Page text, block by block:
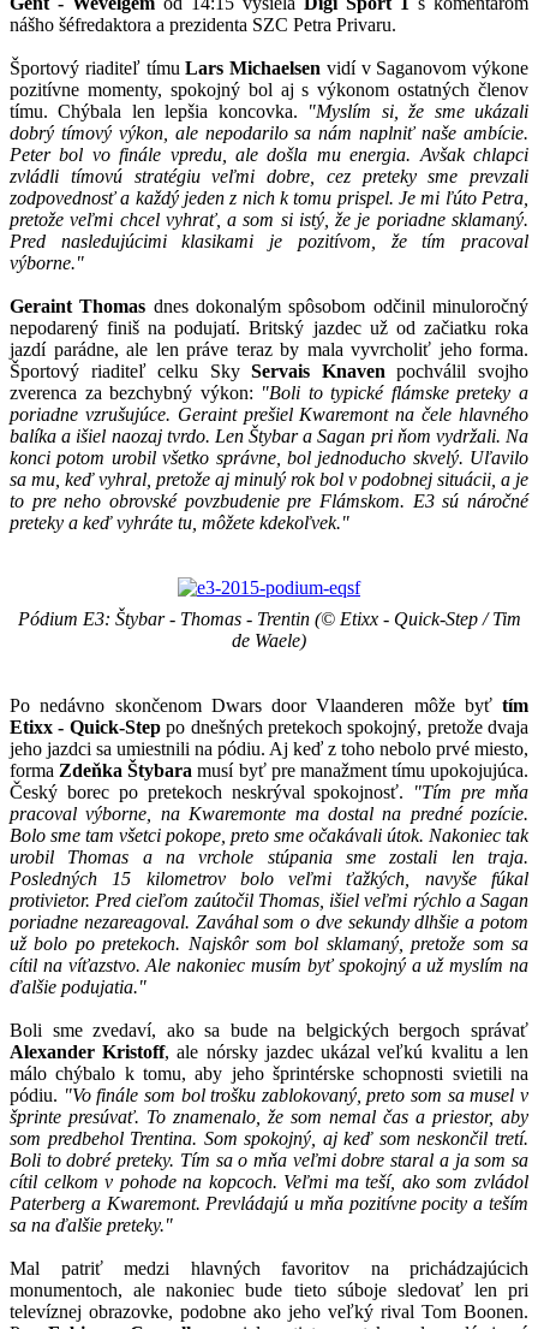
nášho šéfredaktora a prezidenta SZC Petra Privaru.
Športový riaditeľ tímuLars Michaelsen vidí v Saganovom výkone
pozitívne momenty, spokojný bol aj s výkonom ostatných členov
tímu. Chýbala len lepšia koncovka. "Myslím si, že sme ukázali
dobrý tímový výkon, ale nepodarilo sa nám naplniť naše ambície.
Peter bol vo finále vpredu, ale došla mu energia. Avšak chlapci
zvládli tímovú stratégiu veľmi dobre, cez preteky sme prevzali
zodpovednosť a každý jeden z nich k tomu prispel. Je mi ľúto Petra,
pretože veľmi chcel vyhrať, a som si istý, že je poriadne sklamaný.
Pred nasledujúcimi klasikami je pozitívom, že tím pracoval
výborne."
Geraint Thomas dnes dokonalým spôsobom odčinil minuloročný
nepodarený finiš na podujatí. Britský jazdec už od začiatku roka
jazdí parádne, ale len práve teraz by mala vyvrcholiť jeho forma.
Športový riaditeľ celku SkyServais Knaven pochválil svojho
zverenca za bezchybný výkon: "Boli to typické flámske preteky a
poriadne vzrušujúce. Geraint prešiel Kwaremont na čele hlavného
balíka a išiel naozaj tvrdo. Len Štybar a Sagan pri ňom vydržali. Na
konci potom urobil všetko správne, bol jednoducho skvelý. Uľavilo
sa mu, keď vyhral, pretože aj minulý rok bol v podobnej situácii, a je
to pre neho obrovské povzbudenie pre Flámskom. E3 sú náročné
preteky a keď vyhráte tu, môžete kdekoľvek."
Pódium E3: Štybar - Thomas - Trentin (© Etixx - Quick-Step / Tim
de Waele)
Po nedávno skončenom Dwars door Vlaanderen môže byť tím
Etixx - Quick-Steppo dnešných pretekoch spokojný, pretože dvaja
jeho jazdci sa umiestnili na pódiu. Aj keď z toho nebolo prvé miesto,
forma Zdeňka Štybara musí byť pre manažment tímu upokojujúca.
Český borec po pretekoch neskrýval spokojnosť.
"Tím pre mňa
pracoval výborne, na Kwaremonte ma dostal na predné pozície.
Bolo sme tam všetci pokope, preto sme očakávali útok. Nakoniec tak
urobil Thomas a na vrchole stúpania sme zostali len traja.
Posledných 15 kilometrov bolo veľmi ťažkých, navyše fúkal
protivietor. Pred cieľom zaútočil Thomas, išiel veľmi rýchlo a Sagan
poriadne nezareagoval. Zaváhal som o dve sekundy dlhšie a potom
už bolo po pretekoch. Najskôr som bol sklamaný, pretože som sa
cítil na víťazstvo. Ale nakoniec musím byť spokojný a už myslím na
ďalšie podujatia."
Boli sme zvedaví, ako sa bude na belgických bergoch správať
Alexander Kristoff, ale nórsky jazdec ukázal veľkú kvalitu a len
málo chýbalo k tomu, aby jeho šprintérske schopnosti svietili na
pódiu. "Vo finále som bol trošku zablokovaný, preto som sa musel v
šprinte presúvať. To znamenalo, že som nemal čas a priestor, aby
som predbehol Trentina. Som spokojný, aj keď som neskončil tretí.
Boli to dobré preteky. Tím sa o mňa veľmi dobre staral a ja som sa
cítil celkom v pohode na kopcoch. Veľmi ma teší, ako som zvládol
Paterberg a Kwaremont. Prevládajú u mňa pozitívne pocity a teším
sa na ďalšie preteky."
Mal patriť medzi hlavných favoritov na prichádzajúcich
monumentoch, ale nakoniec bude tieto súboje sledovať len pri
televíznej obrazovke, podobne ako jeho veľký rival Tom Boonen.